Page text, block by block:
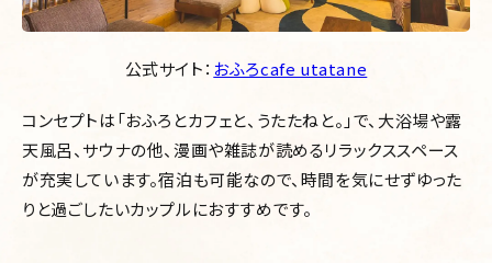
公式サイト： おふろcafe utatane
コンセプトは「おふろとカフェと、うたたねと。」で、大浴場や露
天風呂、サウナの他、漫画や雑誌が読めるリラックススペース
が充実しています。宿泊も可能なので、時間を気にせずゆった
りと過ごしたいカップルにおすすめです。